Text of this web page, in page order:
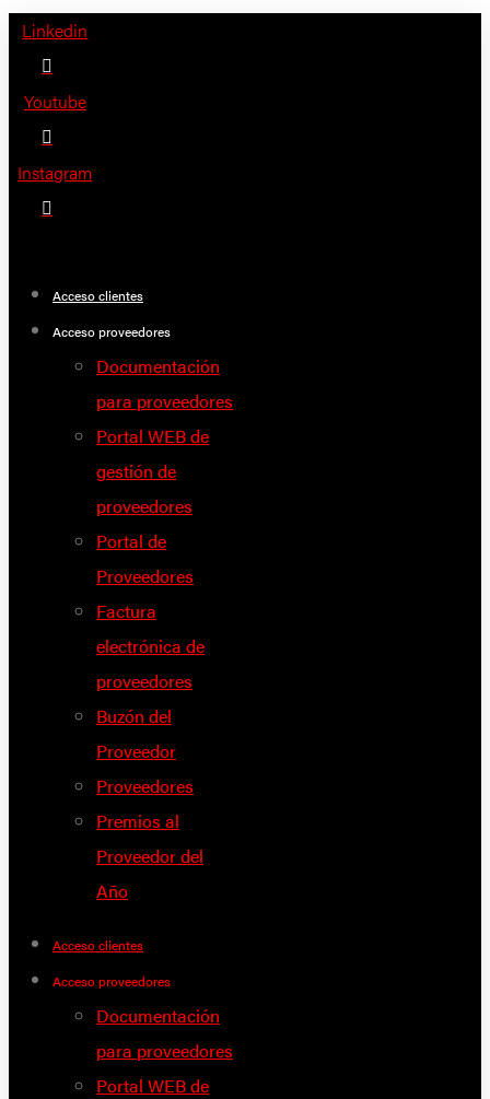
Saltar
contenido
Linkedin
Youtube
Instagram
Acceso clientes
Acceso proveedores
Documentación
para proveedores
Portal WEB de
gestión de
proveedores
Portal de
Proveedores
Factura
electrónica de
proveedores
Buzón del
Proveedor
Proveedores
Premios al
Proveedor del
Año
Acceso clientes
Acceso proveedores
Documentación
para proveedores
Portal WEB de